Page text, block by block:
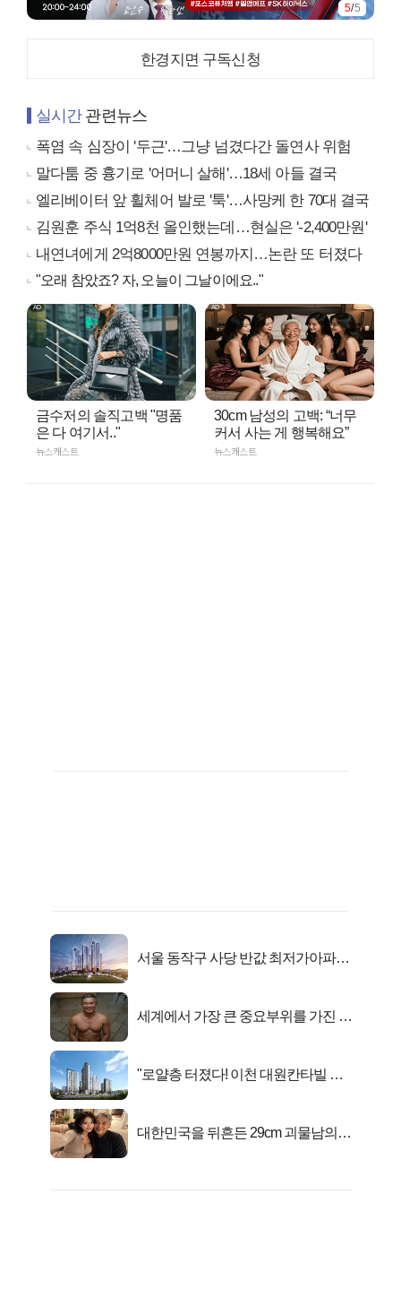
5/5
한경지면 구독신청
실시간관련뉴스
폭염 속 심장이 '두근'…그냥 넘겼다간 돌연사 위험
말다툼 중 흉기로 '어머니 살해'…18세 아들 결국
엘리베이터 앞 휠체어 발로 '툭'…사망케 한 70대 결국
김원훈 주식 1억8천 올인했는데…현실은 '-2,400만원'
내연녀에게 2억8000만원 연봉까지…논란 또 터졌다
"오래 참았죠? 자, 오늘이 그날이에요.."
금수저의 솔직고백 "명품
은 다 여기서.."
뉴스캐스트
30cm 남성의 고백: “너무
커서 사는 게 행복해요”
뉴스캐스트
서울 동작구 사당 반값 최저가아파트
세계에서 가장 큰 중요부위를 가진 남
"로얄층 터졌다! 이천 대원칸타빌 잔
대한민국을 뒤흔든 29cm 괴물남의